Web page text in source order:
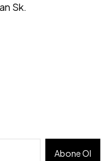
Sk.
Abone Ol